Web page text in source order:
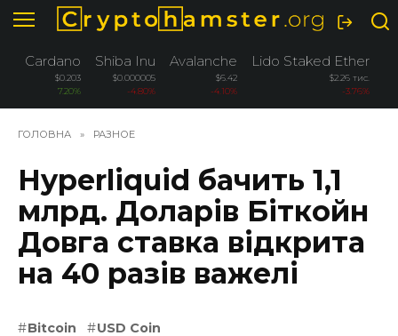
Перейти
до
вмісту
Cardano
$0.203
7.20%
Shiba Inu
$0.000005
-4.80%
Avalanche
$6.42
-4.10%
Lido Staked Ether
$2.26 тис.
-3.76%
ГОЛОВНА » РАЗНОЕ
Hyperliquid бачить 1,1
млрд. Доларів Біткойн
Довга ставка відкрита
на 40 разів важелі
Bitcoin USD Coin